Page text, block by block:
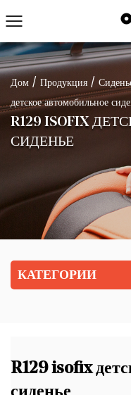
Дом / Продукция /
детское автомобильное
R129 ISOFIX
СИДЕНЬЕ
КАТЕГОРИИ
R129 isofix